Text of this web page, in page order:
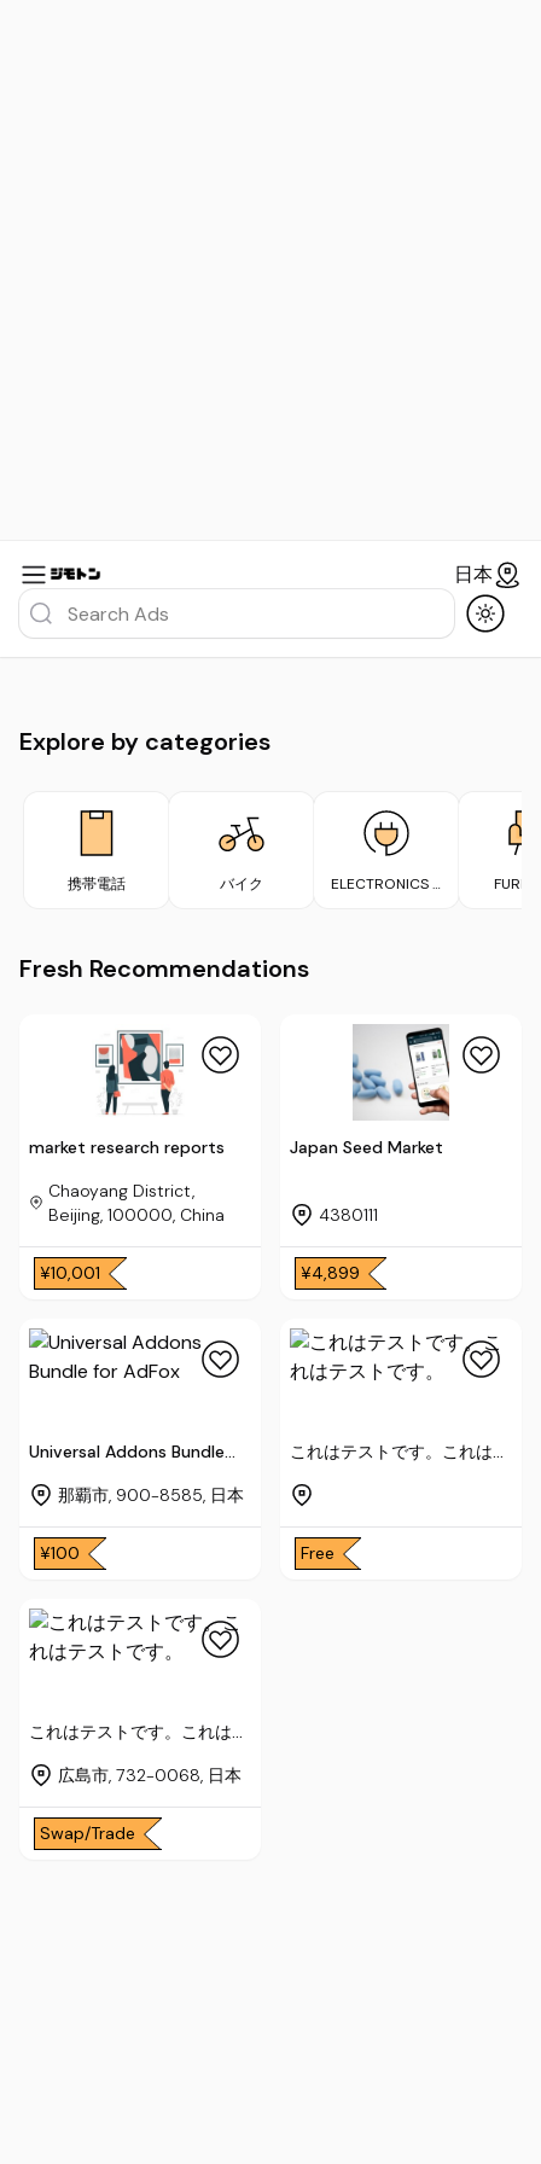
日本
Explore by categories
携帯電話 バイク
ELECTRONICS &
Fresh Recommendations
market research reports
Chaoyang District,
Beijing, 100000, China
¥10,001
Japan Seed Market
4380111
¥4,899
Universal Addons Bundle
那覇市, 900-8585, 日本
¥100
これはテストです。これはテ
Free
これはテストです。これはテ
広島市, 732-0068, 日本
Swap/Trade